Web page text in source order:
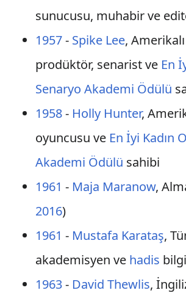
sunucusu, muhabir ve
1957- Spike Lee,
prodüktör, senarist ve En
Senaryo Akademi Ödülü
1958- Holly Hunter,
oyuncusu ve En İyi Kadın
Akademi Ödülü sahibi
1961 - Maja Maranow,
2016)
1961 - Mustafa Karataş,
akademisyen ve hadis
1963- David Thewlis,